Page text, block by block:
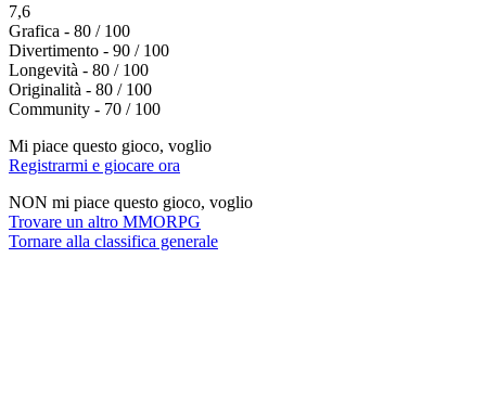
7,6
Grafica - 80 / 100
Divertimento - 90 / 100
Longevità - 80 / 100
Originalità - 80 / 100
Community - 70 / 100
Mi piace questo gioco, voglio
Registrarmi e giocare ora
NON mi piace questo gioco, voglio
Trovare un altro MMORPG
Tornare alla classifica generale